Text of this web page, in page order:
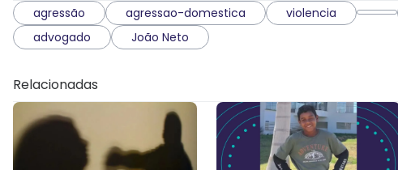
agressão agressao-domestica violencia
advogado
João Neto
Relacionadas